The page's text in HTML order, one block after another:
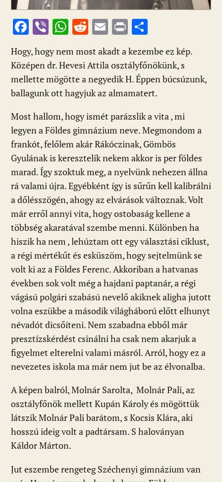
F
ac
e
b
o
k
Vi
er
W
at
s
A
p
R
d
di
t
E
m
ai
l
Pr
in
t
ss
za
m
e
Hogy, hogy nem most akadt a kezembe ez kép.
Középen dr. Hevesi Attila osztályfőnökünk, s
mellette mögötte a negyedik H. Éppen búcsúzunk,
ballagunk ott hagyjuk az almamatert.
Most hallom, hogy ismét parázslik a vita , mi
legyen a Földes gimnázium neve. Megmondom a
frankót, felőlem akár Rákóczinak, Gömbös
Gyulának is keresztelik nekem akkor is per földes
marad. Így szoktuk meg, a nyelvünk nehezen állna
rá valami újra. Egyébként így is sűrűn kell kalibrálni
a dőlésszögén, ahogy az elvárások változnak. Volt
már erről annyi vita, hogy ostobaság kellene a
többség akaratával szembe menni. Különben ha
hiszik ha nem , lehúztam ott egy választási ciklust,
a régi mértékűt és esküszöm, hogy sejtelmünk se
volt ki az a Földes Ferenc. Akkoriban a hatvanas
években sok volt még a hajdani paptanár, a régi
vágású polgári szabású nevelő akiknek aligha jutott
volna eszükbe a második világháború előtt elhunyt
névadót dicsőíteni. Nem szabadna ebből már
presztízskérdést csinálni ha csak nem akarjuk a
figyelmet elterelni valami másról. Arról, hogy ez a
nevezetes iskola ma már nem jut be az élvonalba.
A képen balról, Molnár Sarolta, Molnár Pali, az
osztályfőnök mellett Kupán Károly és mögöttük
látszik Molnár Pali barátom, s Kocsis Klára, aki
hosszú ideig volt a padtársam. S haloványan
Káldor Márton.
Jut eszembe rengeteg Széchenyi gimnázium van